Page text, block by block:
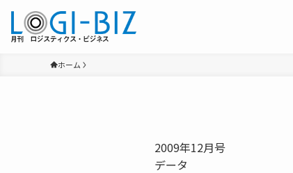
ホーム
2009年12月号
データ